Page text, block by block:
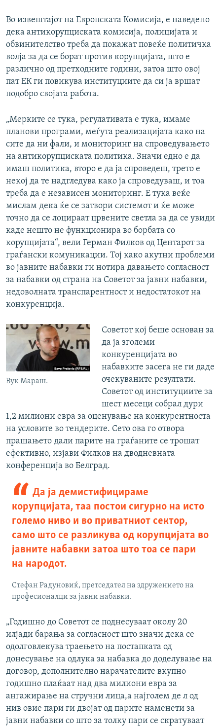
Во извештајот на Европската Комисија, е наведено
дека антикорупциската комисија, полицијата и
обвинителство треба да покажат повеќе политичка
волја за да се борат против корупцијата, што е
различно од претходните години, затоа што овој
пат ЕК ги повикува институциите да си ја вршат
подобро својата работа.
„Мерките се тука, регулативата е тука, имаме
планови програми, меѓута реализацијата како на
сите да ни фали, и мониторинг на спроведувањето
на антикорупциската политика. Значи едно е да
имаш политика, второ е да ја спроведеш, трето е
некој да те надгледува како ја спроведуваш, и тоа
треба да е независен мониторинг. Е тука веќе
мислам дека ќе се затвори системот и ќе може
точно да се лоцираат црвените светла за да се увиди
каде нешто не функционира во борбата со
корупцијата“, вели Герман Филков од Центарот за
граѓански комуникации. Тој како акутни проблеми
во јавните набавки ги нотира давањето согласност
за набавки од страна на Советот за јавни набавки,
недоволната транспарентност и недостатокот на
конкуренција.
Вук Мараш.
Советот кој беше основан за
да ја зголеми
конкуренцијата во
набавките засега не ги даде
очекуваните резултати.
Советот од институциите за
шест месеци собрал дури
1,2 милиони евра за оценување на конкурентноста
на условите во тендерите. Сето ова го отвора
прашањето дали парите на граѓаните се трошат
ефективно, изјави Филков на дводневната
конференција во Белград.
Да ја демистифицираме
корупцијата, таа постои сигурно на исто
големо ниво и во приватниот сектор,
само што се разликува од корупцијата во
јавните набавки затоа што тоа се пари
на народот.
Стефан Радуновиќ, претседател на здружението на
професионалци за јавни набавки.
„Годишно до Советот се поднесуваат околу 20
илјади барања за согласност што значи дека се
одолговлекува траењето на постапката од
донесување на одлука за набавка до доделување на
договор, дополнително нарачателите вкупно
годишно плаќаат над два милиони евра за
ангажирање на стручни лица,а најголем де л од
нив овие пари ги двојат од парите наменети за
јавни набавки со што за толку пари се скратуваат